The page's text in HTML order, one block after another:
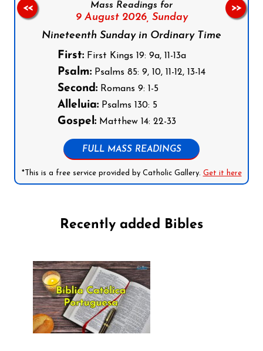
Mass Readings for
9 August 2026, Sunday
Nineteenth Sunday in Ordinary Time
First: First Kings 19: 9a, 11-13a
Psalm: Psalms 85: 9, 10, 11-12, 13-14
Second: Romans 9: 1-5
Alleluia: Psalms 130: 5
Gospel: Matthew 14: 22-33
FULL MASS READINGS
*This is a free service provided by Catholic Gallery. Get it here
<< >>
Recently added Bibles